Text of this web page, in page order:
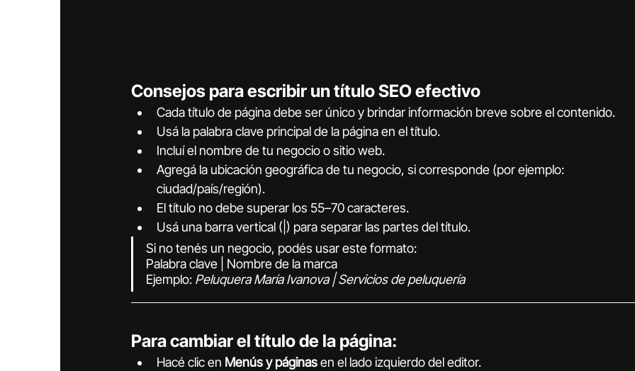
Consejos para escribir un título SEO efectivo
Cada título de página debe ser único y brindar información breve sobre el contenido.
Usá la palabra clave principal de la página en el título.
Incluí el nombre de tu negocio o sitio web.
Agregá la ubicación geográfica de tu negocio, si corresponde (por ejemplo:
ciudad/país/región).
El título no debe superar los 55–70 caracteres.
Usá una barra vertical (|) para separar las partes del título.
Si no tenés un negocio, podés usar este formato:
Palabra clave | Nombre de la marca
Ejemplo: Peluquera María Ivanova | Servicios de peluquería
Para cambiar el título de la página:
Hacé clic en Menús y páginas en el lado izquierdo del editor.